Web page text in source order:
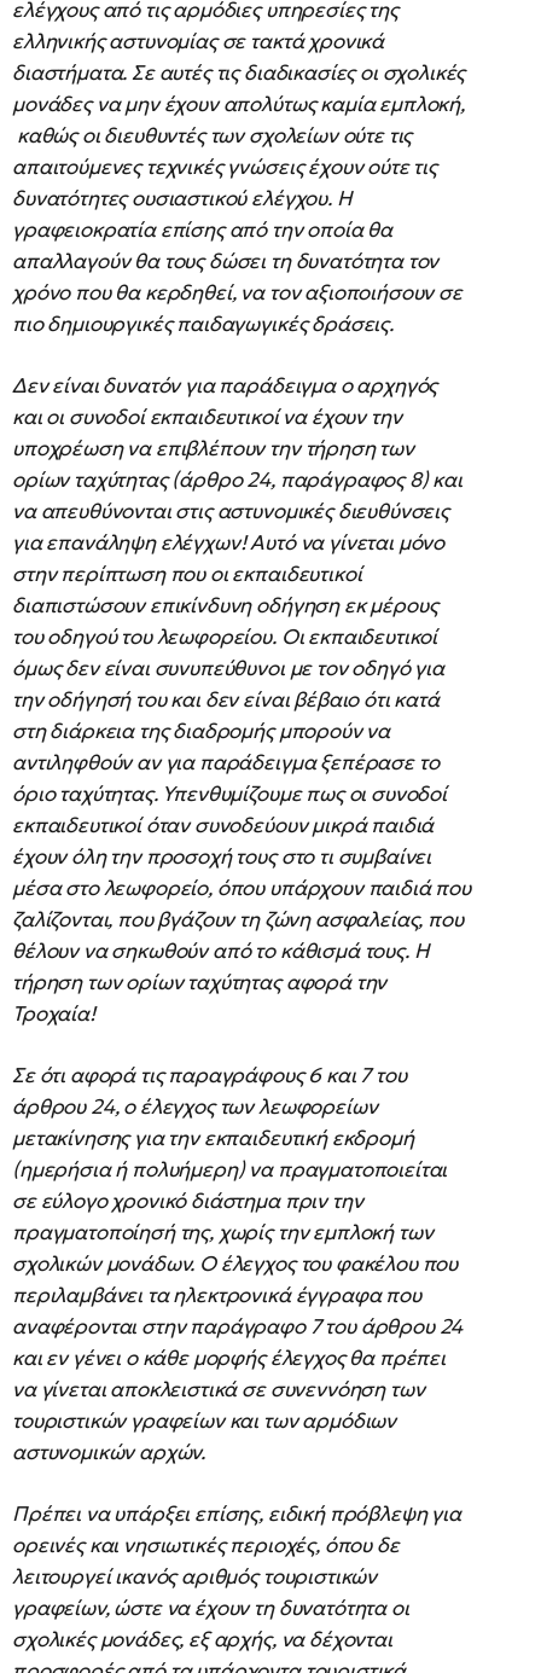
ελέγχους από τις αρμόδιες υπηρεσίες της
ελληνικής αστυνομίας σε τακτά χρονικά
διαστήματα. Σε αυτές τις διαδικασίες οι σχολικές
μονάδες να μην έχουν απολύτως καμία εμπλοκή,
καθώς οι διευθυντές των σχολείων ούτε τις
απαιτούμενες τεχνικές γνώσεις έχουν ούτε τις
δυνατότητες ουσιαστικού ελέγχου. Η
γραφειοκρατία επίσης από την οποία θα
απαλλαγούν θα τους δώσει τη δυνατότητα τον
χρόνο που θα κερδηθεί, να τον αξιοποιήσουν σε
πιο δημιουργικές παιδαγωγικές δράσεις.
Δεν είναι δυνατόν για παράδειγμα ο αρχηγός
και οι συνοδοί εκπαιδευτικοί να έχουν την
υποχρέωση να επιβλέπουν την τήρηση των
ορίων ταχύτητας (άρθρο 24, παράγραφος 8) και
να απευθύνονται στις αστυνομικές διευθύνσεις
για επανάληψη ελέγχων! Αυτό να γίνεται μόνο
στην περίπτωση που οι εκπαιδευτικοί
διαπιστώσουν επικίνδυνη οδήγηση εκ μέρους
του οδηγού του λεωφορείου. Οι εκπαιδευτικοί
όμως δεν είναι συνυπεύθυνοι με τον οδηγό για
την οδήγησή του και δεν είναι βέβαιο ότι κατά
στη διάρκεια της διαδρομής μπορούν να
αντιληφθούν αν για παράδειγμα ξεπέρασε το
όριο ταχύτητας. Υπενθυμίζουμε πως οι συνοδοί
εκπαιδευτικοί όταν συνοδεύουν μικρά παιδιά
έχουν όλη την προσοχή τους στο τι συμβαίνει
μέσα στο λεωφορείο, όπου υπάρχουν παιδιά που
ζαλίζονται, που βγάζουν τη ζώνη ασφαλείας, που
θέλουν να σηκωθούν από το κάθισμά τους. Η
τήρηση των ορίων ταχύτητας αφορά την
Τροχαία!
Σε ότι αφορά τις παραγράφους 6 και 7 του
άρθρου 24, ο έλεγχος των λεωφορείων
μετακίνησης για την εκπαιδευτική εκδρομή
(ημερήσια ή πολυήμερη) να πραγματοποιείται
σε εύλογο χρονικό διάστημα πριν την
πραγματοποίησή της, χωρίς την εμπλοκή των
σχολικών μονάδων. Ο έλεγχος του φακέλου που
περιλαμβάνει τα ηλεκτρονικά έγγραφα που
αναφέρονται στην παράγραφο 7 του άρθρου 24
και εν γένει ο κάθε μορφής έλεγχος θα πρέπει
να γίνεται αποκλειστικά σε συνεννόηση των
τουριστικών γραφείων και των αρμόδιων
αστυνομικών αρχών.
Πρέπει να υπάρξει επίσης, ειδική πρόβλεψη για
ορεινές και νησιωτικές περιοχές, όπου δε
λειτουργεί ικανός αριθμός τουριστικών
γραφείων, ώστε να έχουν τη δυνατότητα οι
σχολικές μονάδες, εξ αρχής, να δέχονται